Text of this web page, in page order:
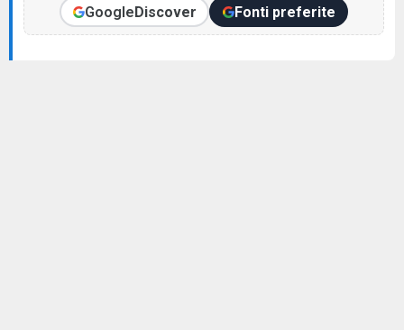
GoogleDiscover Fonti preferite